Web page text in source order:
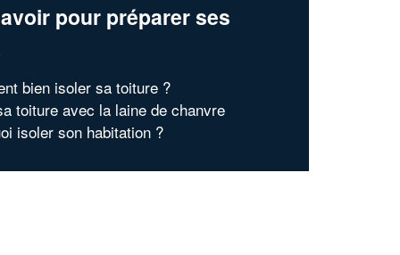
pour préparer ses
bien isoler sa toiture ?
toiture avec la laine de chanvre
isoler son habitation ?